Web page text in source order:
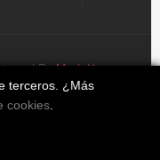
terceros. ¿Más
cookies.
By Modeliko